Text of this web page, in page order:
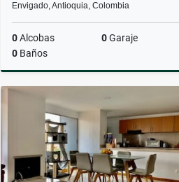
Envigado, Antioquia, Colombia
0Alcobas 0Garaje
0 Baños
$2.670.000.000